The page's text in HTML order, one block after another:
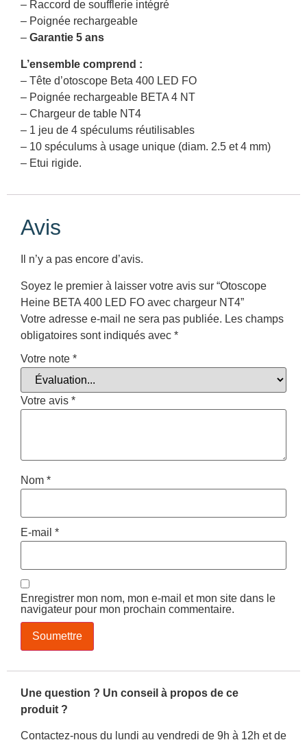
– Raccord de soufflerie intégré
– Poignée rechargeable
– Garantie 5 ans
L’ensemble comprend :
– Tête d’otoscope Beta 400 LED FO
– Poignée rechargeable BETA 4 NT
– Chargeur de table NT4
– 1 jeu de 4 spéculums réutilisables
– 10 spéculums à usage unique (diam. 2.5 et 4 mm)
– Etui rigide.
Avis
Il n’y a pas encore d’avis.
Soyez le premier à laisser votre avis sur “Otoscope
Heine BETA 400 LED FO avec chargeur NT4”
Votre adresse e-mail ne sera pas publiée. Les champs
obligatoires sont indiqués avec *
Votre note *
Votre avis *
Nom *
E-mail *
Enregistrer mon nom, mon e-mail et mon site dans le
navigateur pour mon prochain commentaire.
Une question ? Un conseil à propos de ce
produit ?
Contactez-nous du lundi au vendredi de 9h à 12h et de